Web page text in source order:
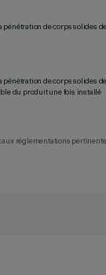
pénétration de corps solides
pénétration de corps solides
du produit une fois installé
réglementations